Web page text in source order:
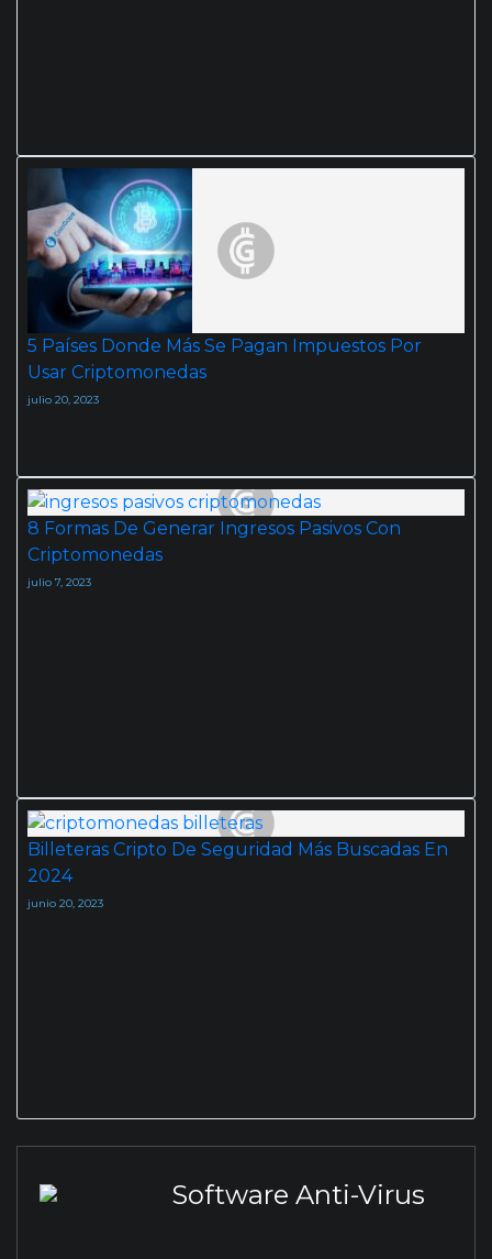
5 Países Donde Más Se Pagan Impuestos Por
Usar Criptomonedas
julio 20, 2023
8 Formas De Generar Ingresos Pasivos Con
Criptomonedas
julio 7, 2023
Billeteras Cripto De Seguridad Más Buscadas En
2024
junio 20, 2023
Software Anti-Virus